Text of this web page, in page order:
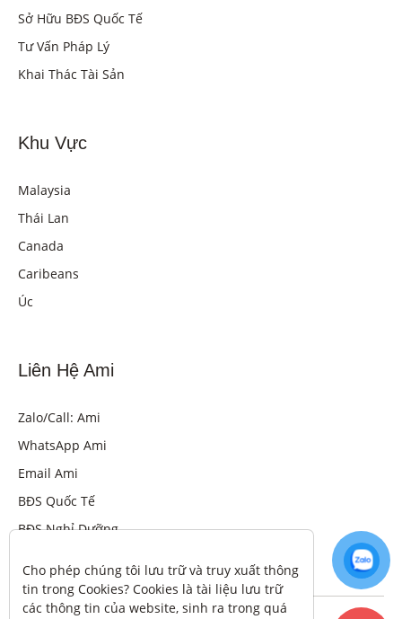
Sở Hữu BĐS Quốc Tế
Tư Vấn Pháp Lý
Khai Thác Tài Sản
Khu Vực
Malaysia
Thái Lan
Canada
Caribeans
Úc
Liên Hệ Ami
Zalo/Call: Ami
WhatsApp Ami
Email Ami
BĐS Quốc Tế
BĐS Nghỉ Dưỡng
Cho phép chúng tôi lưu trữ và truy xuất thông
tin trong Cookies? Cookies là tài liệu lưu trữ
các thông tin của website, sinh ra trong quá